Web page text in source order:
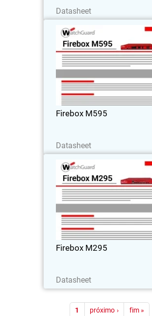
Datasheet
Firebox M595
Datasheet
Firebox
7,2 Gbps de
inspeção de HTTPS,
até 1.200 usuários. O Firebox
desenvolvido para
Firebox M295
Datasheet
Firebox
Projetado para locais
processamento de UTM de 1,8
Com design compacto, oferece
1 próximo › fim »